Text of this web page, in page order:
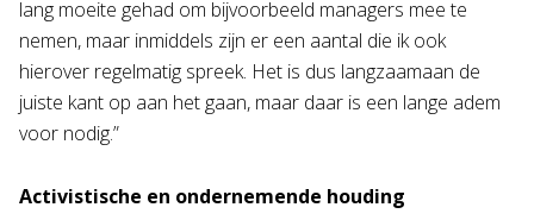
lang moeite gehad om bijvoorbeeld managers mee te
nemen, maar inmiddels zijn er een aantal die ik ook
hierover regelmatig spreek. Het is dus langzaamaan de
juiste kant op aan het gaan, maar daar is een lange adem
voor nodig.”
Activistische en ondernemende houding